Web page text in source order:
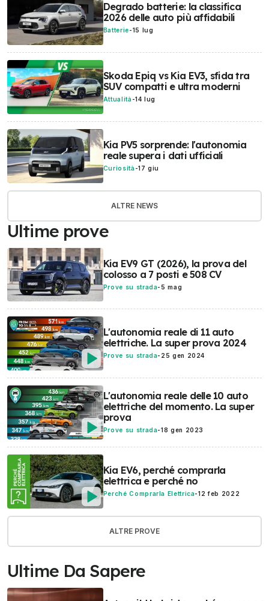
Degrado batterie: la classifica
2026 delle auto più affidabili
Batterie-15 lug
Skoda Epiq vs Kia EV3, sfida tra
SUV compatti e ultra moderni
Attualità -14 lug
Kia PV5 sorprende: l'autonomia
reale supera i dati ufficiali
Curiosità -17 giu
ALTRE NEWS
Ultime prove
Kia EV9 GT (2026), la prova del
colosso a 7 posti e 508 CV
Prove su strada-5 mag
L'autonomia reale di 11 auto
elettriche. La super prova 2024
Prove su strada- 25 gen 2024
L'autonomia reale delle 10 auto
elettriche del momento. La super
prova
Prove su strada-18 gen 2023
Kia EV6, perché comprarla
elettrica e perché no
Perché Comprarla Elettrica-12 feb 2022
ALTRE PROVE
Ultime Da Sapere